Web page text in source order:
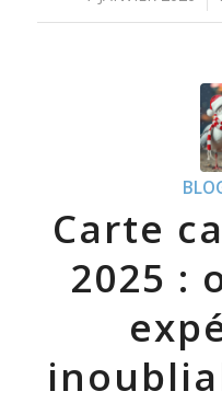
Carte
2025 :